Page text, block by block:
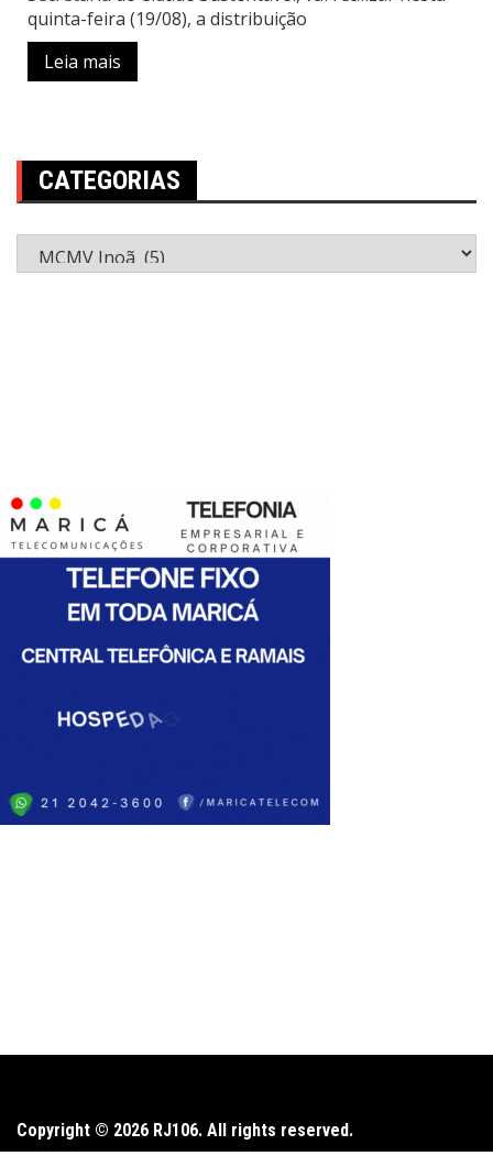
quinta-feira (19/08), a distribuição
Leia mais
CATEGORIAS
Categorias
Copyright © 2026 RJ106. All rights reserved.